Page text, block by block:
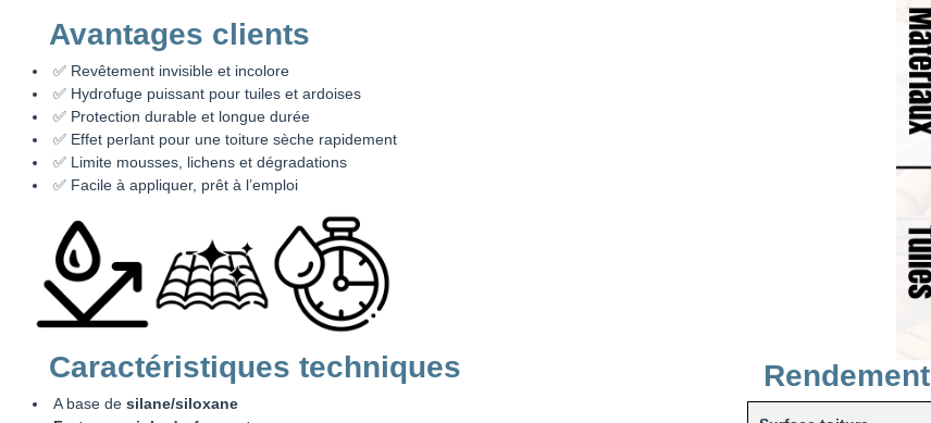
Avantages clients
✅ Revêtement invisible et incolore
✅ Hydrofuge puissant pour tuiles et ardoises
✅ Protection durable et longue durée
✅ Effet perlant pour une toiture sèche rapidement
✅ Limite mousses, lichens et dégradations
✅ Facile à appliquer, prêt à l’emploi
Caractéristiques techniques
A base de silane/siloxane
Rendement